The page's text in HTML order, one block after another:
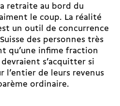
retraite au bord du
le coup. La réalité
un outil de concurrence
des personnes très
qu’une infime fraction
s’acquitter si
l’entier de leurs revenus
ordinaire.